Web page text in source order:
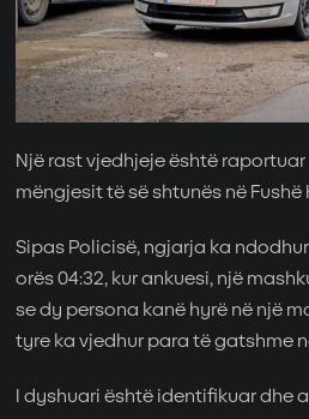
Një rast vjedhjeje është
mëngjesit të së shtunës në Fushë
Sipas Policisë, ngjarja ka
orës 04:32, kur ankuesi, një
se dy persona kanë hyrë në një
tyre ka vjedhur para të gatshme
I dyshuari është identifikuar dhe